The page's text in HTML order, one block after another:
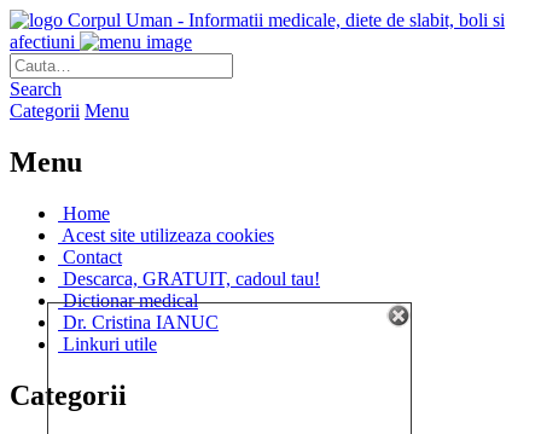
Corpul Uman - Informatii medicale, diete de slabit, boli si
afectiuni
Search
Categorii Menu
Menu
Home
Acest site utilizeaza cookies
Contact
Descarca, GRATUIT, cadoul tau!
Dictionar medical
Dr. Cristina IANUC
Linkuri utile
Categorii